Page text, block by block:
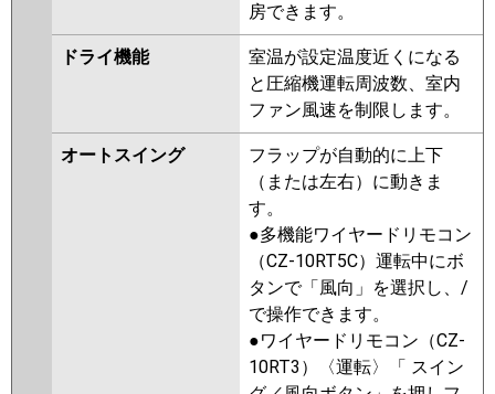
房できます。
ドライ機能
室温が設定温度近くになる
と圧縮機運転周波数、室内
ファン風速を制限します。
オートスイング
フラップが自動的に上下
（または左右）に動きま
す。
●多機能ワイヤードリモコン
（CZ-10RT5C）運転中にボ
タンで「風向」を選択し、/
で操作できます。
●ワイヤードリモコン（CZ-
10RT3）〈運転〉「 スイン